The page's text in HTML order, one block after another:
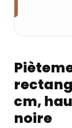
cm,
noire